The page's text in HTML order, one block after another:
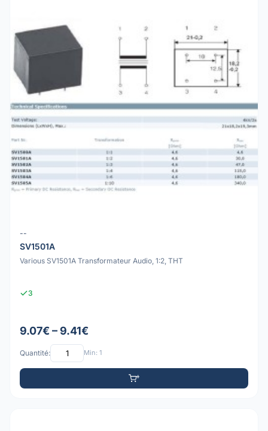
--
SV1501A
Various SV1501A Transformateur Audio, 1:2, THT
3
9.07€ – 9.41€
Quantité: Min: 1